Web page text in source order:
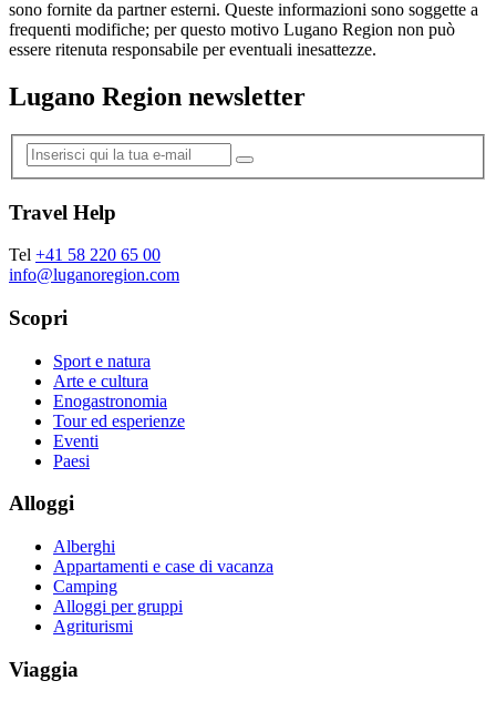
sono fornite da partner esterni. Queste informazioni sono soggette a
frequenti modifiche; per questo motivo Lugano Region non può
essere ritenuta responsabile per eventuali inesattezze.
Lugano Region newsletter
Travel Help
Tel +41 58 220 65 00
info@luganoregion.com
Scopri
Sport e natura
Arte e cultura
Enogastronomia
Tour ed esperienze
Eventi
Paesi
Alloggi
Alberghi
Appartamenti e case di vacanza
Camping
Alloggi per gruppi
Agriturismi
Viaggia